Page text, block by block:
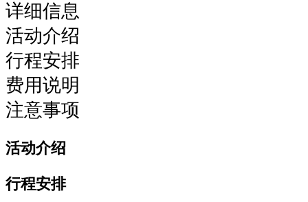
详细信息
活动介绍
行程安排
费用说明
注意事项
活动介绍
行程安排